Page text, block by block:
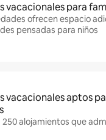
vacacionales para
ofrecen espacio
pensadas para niños
vacacionales aptos
250 alojamientos que